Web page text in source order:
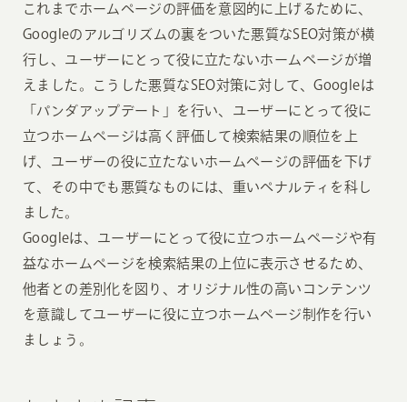
これまでホームページの評価を意図的に上げるために、
Googleのアルゴリズムの裏をついた悪質なSEO対策が横
行し、ユーザーにとって役に立たないホームページが増
えました。こうした悪質なSEO対策に対して、Googleは
「パンダアップデート」を行い、ユーザーにとって役に
立つホームページは高く評価して検索結果の順位を上
げ、ユーザーの役に立たないホームページの評価を下げ
て、その中でも悪質なものには、重いペナルティを科し
ました。
Googleは、ユーザーにとって役に立つホームページや有
益なホームページを検索結果の上位に表示させるため、
他者との差別化を図り、オリジナル性の高いコンテンツ
を意識してユーザーに役に立つホームページ制作を行い
ましょう。